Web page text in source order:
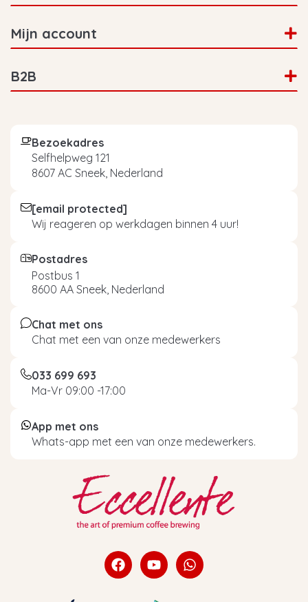
Mijn account
B2B
Bezoekadres
Selfhelpweg 121
8607 AC Sneek, Nederland
[email protected]
Wij reageren op werkdagen binnen 4 uur!
Postadres
Postbus 1
8600 AA Sneek, Nederland
Chat met ons
Chat met een van onze medewerkers
033 699 693
Ma-Vr 09:00 -17:00
App met ons
Whats-app met een van onze medewerkers.